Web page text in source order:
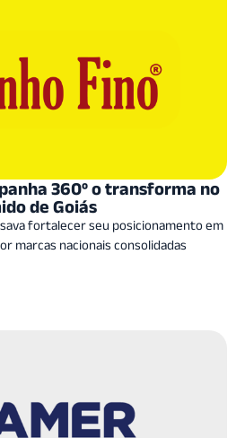
360º o transforma no
de Goiás
fortalecer seu posicionamento em
marcas nacionais consolidadas